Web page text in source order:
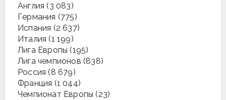
Англия (3 083)
Германия (775)
Испания (2 637)
Италия (1 199)
Лига Европы (195)
Лига чемпионов (838)
Россия (8 679)
Франция (1 044)
Чемпионат Европы (23)